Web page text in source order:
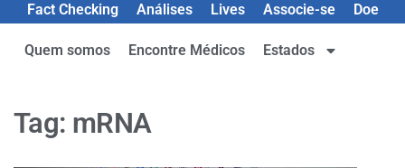
Fact Checking
Análises Lives Associe-se Doe
Quem somos Encontre Médicos Estados
Tag: mRNA